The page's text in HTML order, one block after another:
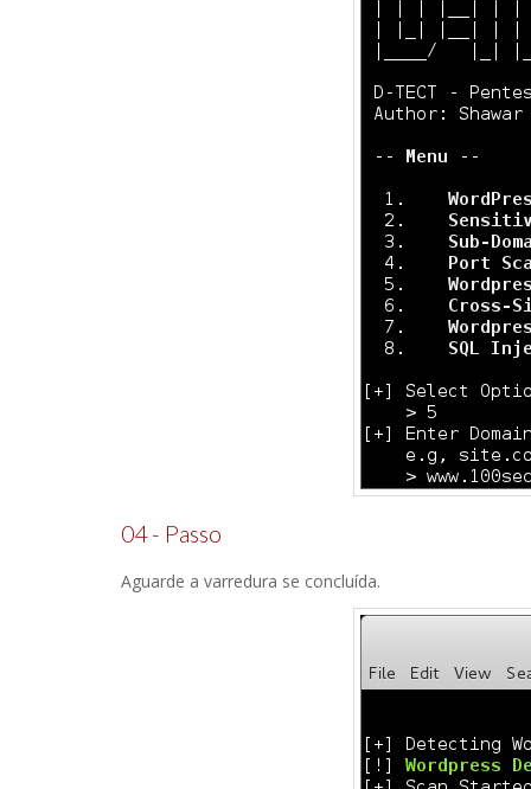
04 - Passo
Aguarde a varredura se concluída.